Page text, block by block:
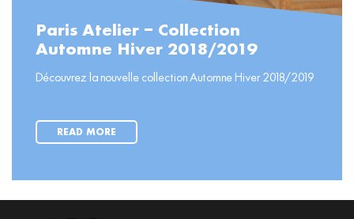
Paris Atelier – Collection
Automne Hiver 2018/2019
Découvrez la nouvelle collection Automne Hiver 2018/2019
READ MORE